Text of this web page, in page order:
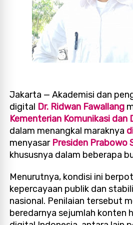
Jakarta — Akademisi dan
digital Dr. Ridwan Fawallang
Kementerian Komunikasi dan
dalam menangkal maraknya
menyasar Presiden Prabowo
khususnya dalam beberapa
Menurutnya, kondisi ini
kepercayaan publik dan
nasional. Penilaian tersebut
beredarnya sejumlah konten